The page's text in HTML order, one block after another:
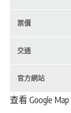
票價
交通
官方網站
查看 Google